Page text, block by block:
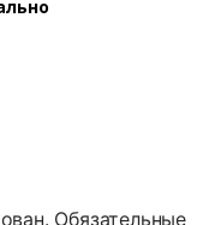
Обязательные